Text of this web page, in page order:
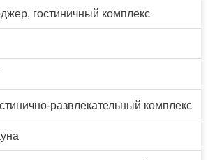
гостиничный комплекс
развлекательный комплекс